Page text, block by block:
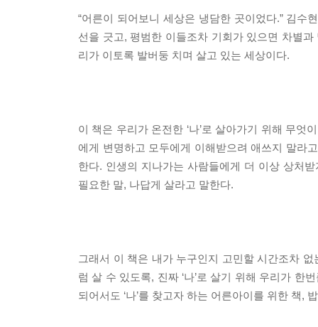
“어른이 되어보니 세상은 냉담한 곳이었다.” 김
선을 긋고, 평범한 이들조차 기회가 있으면 차별
리가 이토록 발버둥 치며 살고 있는 세상이다.
이 책은 우리가 온전한 ‘나’로 살아가기 위해 무
에게 변명하고 모두에게 이해받으려 애쓰지 말라
한다. 인생의 지나가는 사람들에게 더 이상 상처
필요한 말, 나답게 살라고 말한다.
그래서 이 책은 내가 누구인지 고민할 시간조차
럼 살 수 있도록, 진짜 ‘나’로 살기 위해 우리가 한
되어서도 ‘나’를 찾고자 하는 어른아이를 위한 책,